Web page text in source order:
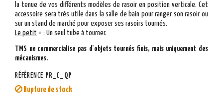
la tenue de vos différents modèles de rasoir en position verticale. Cet
accessoire sera très utile dans la salle de bain pour ranger son rasoir ou
sur un stand de marché pour exposer ses rasoirs tournés.
Le petit + : Un seul tube à tourner.
TMS ne commercialise pas d'objets tournés finis, mais uniquement des
mécanismes.
RÉFÉRENCE PR_C_QP
Rupture de stock